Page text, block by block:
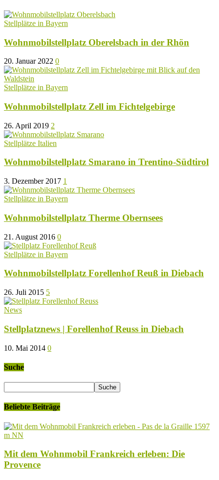
Stellplätze in Bayern
Wohnmobilstellplatz Oberelsbach in der Rhön
20. Januar 2022 0
Stellplätze in Bayern
Wohnmobilstellplatz Zell im Fichtelgebirge
26. April 2019 2
Stellplätze Italien
Wohnmobilstellplatz Smarano in Trentino-Südtirol
3. Dezember 2017 1
Stellplätze in Bayern
Wohnmobilstellplatz Therme Obernsees
21. August 2016 0
Stellplätze in Bayern
Wohnmobilstellplatz Forellenhof Reuß in Diebach
26. Juli 2015 5
News
Stellplatznews | Forellenhof Reuss in Diebach
10. Mai 2014 0
Suche
Beliebte Beiträge
Mit dem Wohnmobil Frankreich erleben: Die
Provence